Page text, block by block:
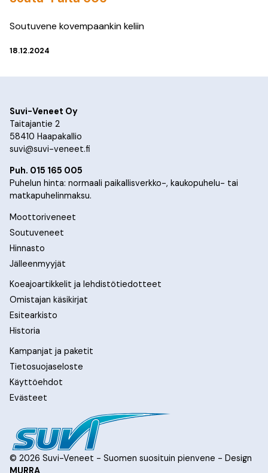
Soutuvene kovempaankin keliin
18.12.2024
Suvi-Veneet Oy
Taitajantie 2
58410 Haapakallio
suvi@suvi-veneet.fi
Puh. 015 165 005
Puhelun hinta: normaali paikallisverkko-, kaukopuhelu- tai
matkapuhelinmaksu.
Moottoriveneet
Soutuveneet
Hinnasto
Jälleenmyyjät
Koeajoartikkelit ja lehdistötiedotteet
Omistajan käsikirjat
Esitearkisto
Historia
Kampanjat ja paketit
Tietosuojaseloste
Käyttöehdot
Evästeet
© 2026 Suvi-Veneet - Suomen suosituin pienvene - Design
MURRA